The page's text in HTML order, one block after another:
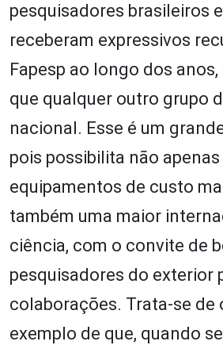
pesquisadores brasileiros
receberam expressivos
Fapesp ao longo dos
que qualquer outro grupo
nacional. Esse é um
pois possibilita não
equipamentos de custo
também uma maior
ciência, com o convite de
pesquisadores do exterior
colaborações. Trata-se de
exemplo de que, quando